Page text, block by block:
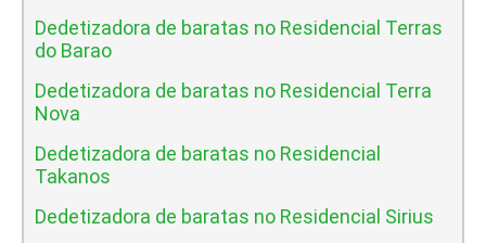
Dedetizadora de baratas no Residencial Terras
do Barao
Dedetizadora de baratas no Residencial Terra
Nova
Dedetizadora de baratas no Residencial
Takanos
Dedetizadora de baratas no Residencial Sirius